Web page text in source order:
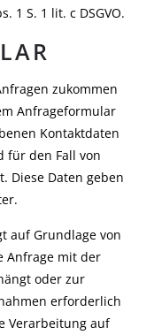
1 S. 1 lit. c DSGVO.
zukommen
Anfrageformular
Kontaktdaten
für den Fall von
Diese Daten geben
auf Grundlage von
Anfrage mit der
oder zur
erforderlich
Verarbeitung auf